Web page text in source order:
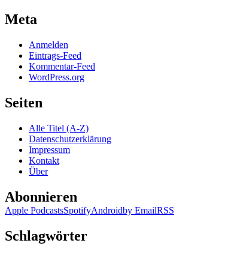
Meta
Anmelden
Eintrags-Feed
Kommentar-Feed
WordPress.org
Seiten
Alle Titel (A-Z)
Datenschutzerklärung
Impressum
Kontakt
Über
Abonnieren
Apple PodcastsSpotifyAndroidby EmailRSS
Schlagwörter